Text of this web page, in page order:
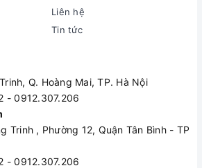
Liên hệ
Tin tức
Q. Hoàng Mai, TP. Hà Nội
- 0912.307.206
Trinh , Phường 12, Quận Tân Bình - TP
- 0912.307.206